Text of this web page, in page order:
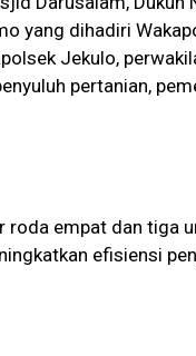
yang dihadiri
Jekulo,
pertanian,
empat dan tiga
efisiensi